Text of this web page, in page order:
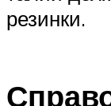
резинки.